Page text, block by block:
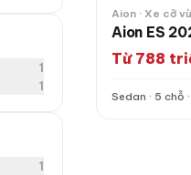
1
1
1
Aion · Xe cỡ
Aion ES
Từ 788
Sedan · 5 chỗ